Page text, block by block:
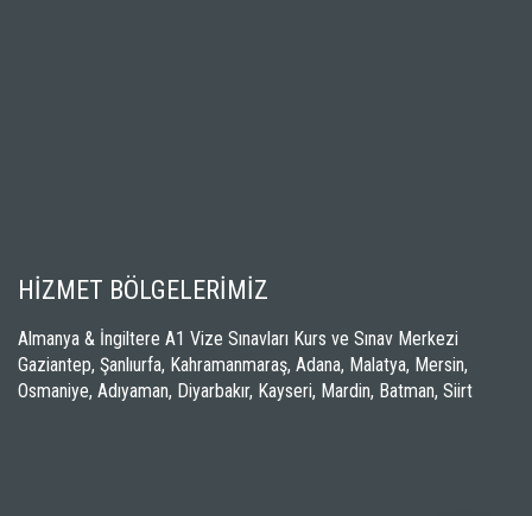
HİZMET BÖLGELERİMİZ
Almanya & İngiltere A1 Vize Sınavları Kurs ve Sınav Merkezi
Gaziantep, Şanlıurfa, Kahramanmaraş, Adana, Malatya, Mersin,
Osmaniye, Adıyaman, Diyarbakır, Kayseri, Mardin, Batman, Siirt